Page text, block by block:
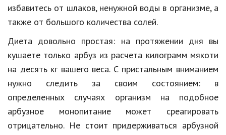
избавитесь от шлаков, ненужной воды в организме, а
также от большого количества солей.
Диета довольно простая: на протяжении дня вы
кушаете только арбуз из расчета килограмм мякоти
на десять кг вашего веса. С пристальным вниманием
нужно следить за своим состоянием: в
определенных случаях организм на подобное
арбузное монопитание может среагировать
отрицательно. Не стоит придерживаться арбузной